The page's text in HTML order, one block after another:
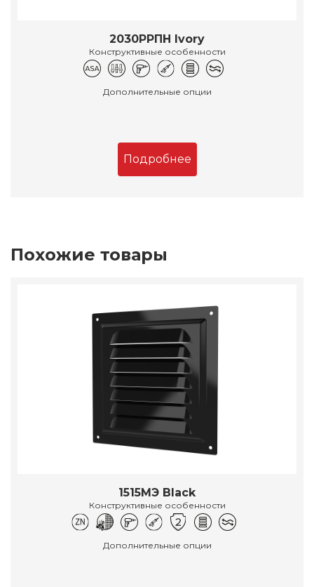
2030РРПН Ivory
Конструктивные особенности
Дополнительные опции
Подробнее
Похожие товары
1515МЭ Black
Конструктивные особенности
Дополнительные опции